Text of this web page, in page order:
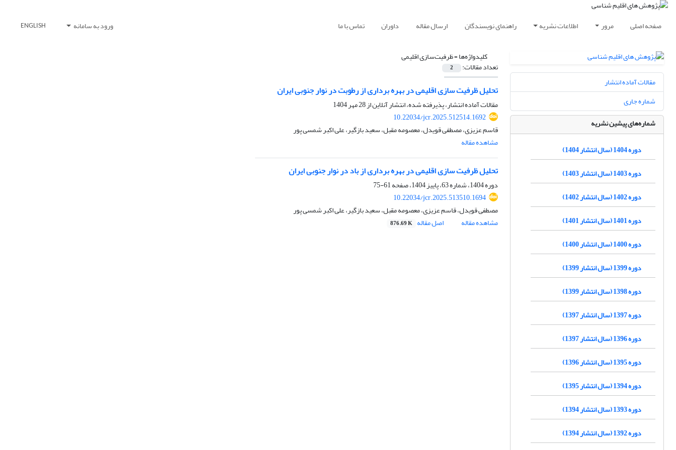
صفحه اصلی مرور اطلاعات نشریه راهنمای نویسندگان ارسال مقاله داوران تماس با ما ورود به سامانه ENGLISH
کلیدواژه‌ها =ظرفیت‌سازی اقلیمی
تعداد مقالات: 2
تحلیل ظرفیت سازی اقلیمی در بهره برداری از رطوبت در نوار جنوبی ایران
مقالات آماده انتشار، پذیرفته شده، انتشار آنلاین از28 مهر 1404
10.22034/jcr.2025.512514.1692
قاسم عزیزی، مصطفی قویدل، معصومه مقبل، سعید بازگیر، علی اکبر شمسی پور
مشاهده مقاله
تحلیل ظرفیت سازی اقلیمی در بهره برداری از باد در نوار جنوبی ایران
دوره 1404، شماره 63، پاییز 1404، صفحه
61-75
10.22034/jcr.2025.513510.1694
مصطفی قویدل، قاسم عزیزی، معصومه مقبل، سعید بازگیر، علی اکبر شمسی پور
مشاهده مقاله
اصل مقاله 876.69 K
مقالات آماده انتشار
شماره جاری
شماره‌های پیشین نشریه
دوره 1404 (سال انتشار 1404)
دوره 1403 (سال انتشار 1403)
دوره 1402 (سال انتشار 1402)
دوره 1401 (سال انتشار 1401)
دوره 1400 (سال انتشار 1400)
دوره 1399 (سال انتشار 1399)
دوره 1398 (سال انتشار 1399)
دوره 1397 (سال انتشار 1397)
دوره 1396 (سال انتشار 1397)
دوره 1395 (سال انتشار 1396)
دوره 1394 (سال انتشار 1395)
دوره 1393 (سال انتشار 1394)
دوره 1392 (سال انتشار 1394)